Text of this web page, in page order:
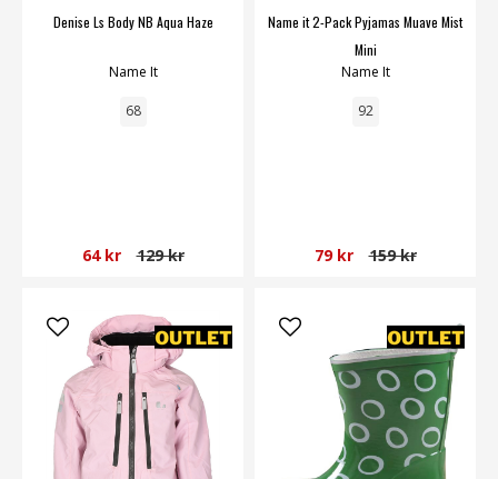
Denise Ls Body NB Aqua Haze
Name It
68
64 kr 129 kr
Name it 2-Pack Pyjamas Muave Mist
Mini
Name It
92
79 kr 159 kr